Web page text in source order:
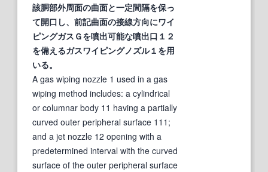
該胴部外周面の曲面と一定間隔を保っ
て開口し、前記曲面の接線方向にワイ
ピングガスＧを噴出可能な噴出口１２
を備えるガスワイピングノズル１を用
いる。
A gas wiping nozzle 1 used in a gas
wiping method includes: a cylindrical
or columnar body 11 having a partially
curved outer peripheral surface 111;
and a jet nozzle 12 opening with a
predetermined interval with the curved
surface of the outer peripheral surface